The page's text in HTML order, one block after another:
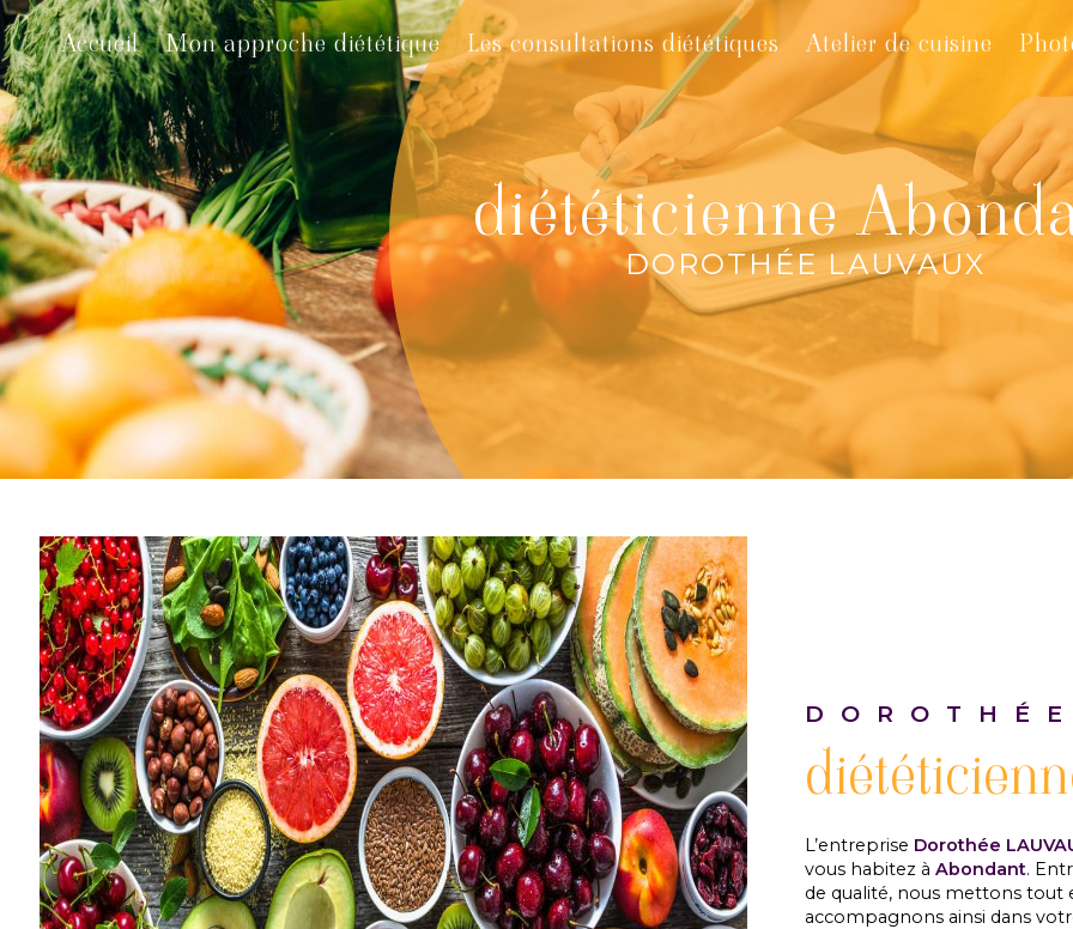
Accueil Mon approche diététique Les consultations diététiques Atelier de cuisine
diététicienne
DOROTHÉE LAUVAUX
L’entreprise Dorothée
vous habitez à Abondant.
de qualité, nous mettons tout
accompagnons ainsi dans
Panneau de gestion des cookies